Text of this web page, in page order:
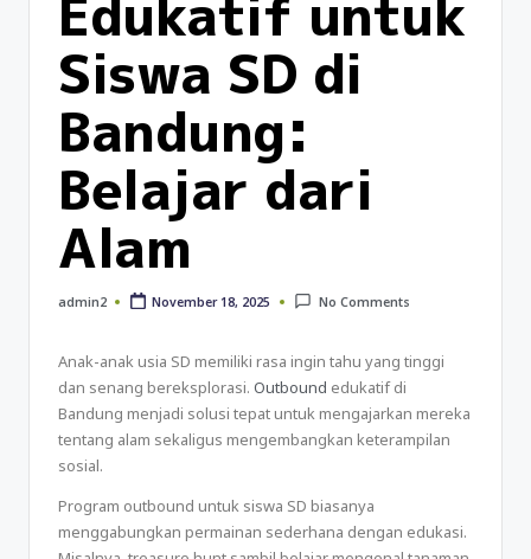
Edukatif untuk
Siswa SD di
Bandung:
Belajar dari
Alam
admin2 November 18, 2025 No Comments
Anak-anak usia SD memiliki rasa ingin tahu yang tinggi
dan senang bereksplorasi. Outbound edukatif di
Bandung menjadi solusi tepat untuk mengajarkan mereka
tentang alam sekaligus mengembangkan keterampilan
sosial.
Program outbound untuk siswa SD biasanya
menggabungkan permainan sederhana dengan edukasi.